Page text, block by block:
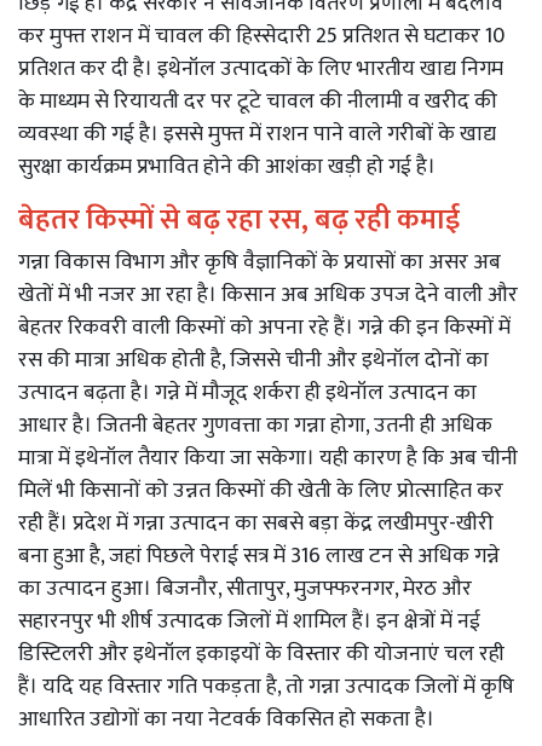
कर मुफ्त राशन में चावल की हिस्सेदारी 25 प्रतिशत से घटाकर 10
प्रतिशत कर दी है। इथेनॉल उत्पादकों के लिए भारतीय खाद्य निगम
के माध्यम से रियायती दर पर टूटे चावल की नीलामी व खरीद की
व्यवस्था की गई है। इससे मुफ्त में राशन पाने वाले गरीबों के खाद्य
सुरक्षा कार्यक्रम प्रभावित होने की आशंका खड़ी हो गई है।
बेहतर किस्मों से बढ़ रहा रस, बढ़ रही कमाई
गन्ना विकास विभाग और कृषि वैज्ञानिकों के प्रयासों का असर अब
खेतों में भी नजर आ रहा है। किसान अब अधिक उपज देने वाली और
बेहतर रिकवरी वाली किस्मों को अपना रहे हैं। गन्ने की इन किस्मों में
रस की मात्रा अधिक होती है, जिससे चीनी और इथेनॉल दोनों का
उत्पादन बढ़ता है। गन्ने में मौजूद शर्करा ही इथेनॉल उत्पादन का
आधार है। जितनी बेहतर गुणवत्ता का गन्ना होगा, उतनी ही अधिक
मात्रा में इथेनॉल तैयार किया जा सकेगा। यही कारण है कि अब चीनी
मिलें भी किसानों को उन्नत किस्मों की खेती के लिए प्रोत्साहित कर
रही हैं। प्रदेश में गन्ना उत्पादन का सबसे बड़ा केंद्र लखीमपुर-खीरी
बना हुआ है, जहां पिछले पेराई सत्र में 316 लाख टन से अधिक गन्ने
का उत्पादन हुआ। बिजनौर, सीतापुर, मुजफ्फरनगर, मेरठ और
सहारनपुर भी शीर्ष उत्पादक जिलों में शामिल हैं। इन क्षेत्रों में नई
डिस्टिलरी और इथेनॉल इकाइयों के विस्तार की योजनाएं चल रही
हैं। यदि यह विस्तार गति पकड़ता है, तो गन्ना उत्पादक जिलों में कृषि
आधारित उद्योगों का नया नेटवर्क विकसित हो सकता है।